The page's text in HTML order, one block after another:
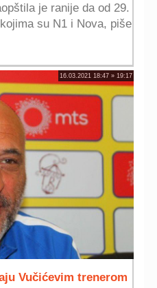
je ranije da od 29.
su N1 i Nova, piše
16.03.2021 18:47 » 19:17
Vučićevim trenerom